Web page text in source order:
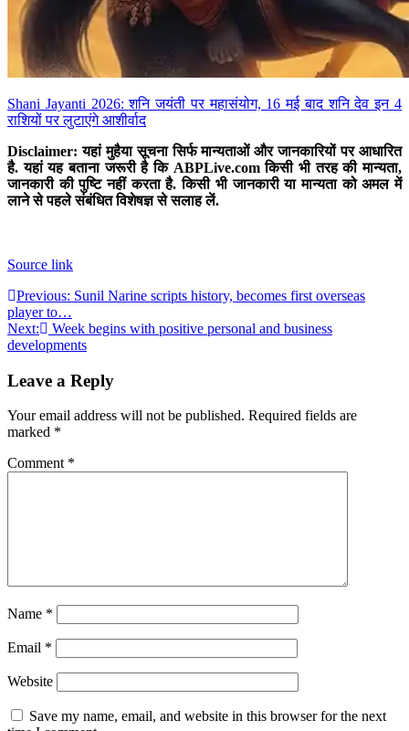
Shani Jayanti 2026: शनि जयंती पर महासंयोग, 16 मई बाद शनि देव इन 4
राशियों पर लुटाएंगे आशीर्वाद
Disclaimer: यहां मुहैया सूचना सिर्फ मान्यताओं और जानकारियों पर आधारित
है. यहां यह बताना जरूरी है कि ABPLive.comकिसी भी तरह की मान्यता,
जानकारी की पुष्टि नहीं करता है. किसी भी जानकारी या मान्यता को अमल में
लाने से पहले संबंधित विशेषज्ञ से सलाह लें.
Source link
Post
navigation
Previous: Sunil Narine scripts history, becomes first overseas
player to…
Next:
Week begins with positive personal and business
developments
Leave a Reply
Your email address will not be published. Required fields are
marked *
Comment *
Name *
Email *
Website
Save my name, email, and website in this browser for the next